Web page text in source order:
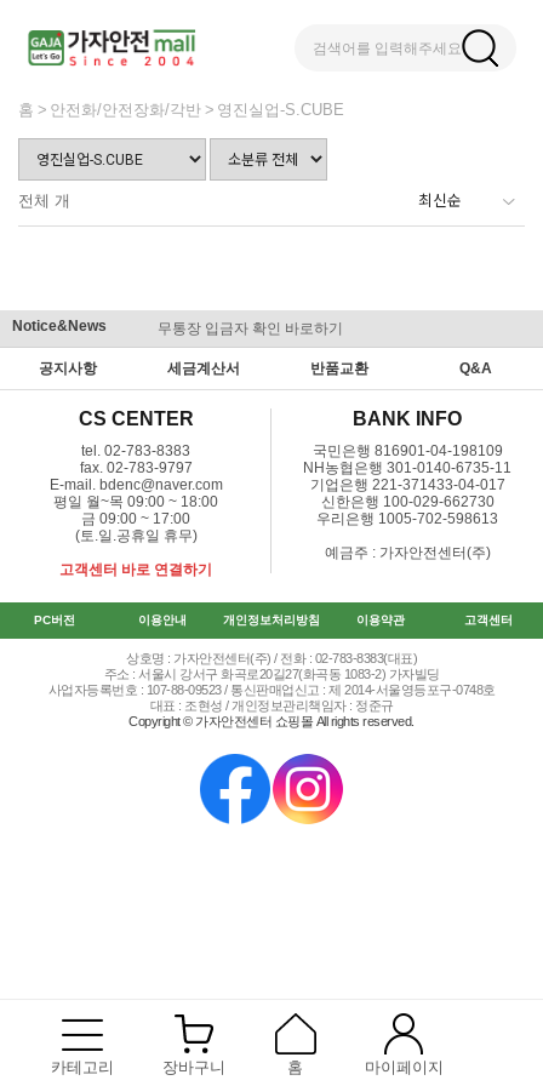
검색어를 입력해주세요
카테고리 장바구니 홈 마이페이지
홈 안전화/안전장화/각반 영진실업-S.CUBE
전체 개
Notice&News 무통장 입금자 확인 바로하기
공지사항 세금계산서 반품교환 Q&A
CS CENTER
tel. 02-783-8383
fax. 02-783-9797
E-mail. bdenc@naver.com
평일 월~목 09:00 ~ 18:00
금 09:00 ~ 17:00
(토.일.공휴일 휴무)
고객센터 바로 연결하기
BANK INFO
국민은행 816901-04-198109
NH농협은행 301-0140-6735-11
기업은행 221-371433-04-017
신한은행 100-029-662730
우리은행 1005-702-598613
예금주 : 가자안전센터(주)
PC버전 이용안내 개인정보처리방침 이용약관 고객센터
상호명 : 가자안전센터(주) / 전화 : 02-783-8383(대표)
주소 : 서울시 강서구 화곡로20길27(화곡동 1083-2) 가자빌딩
사업자등록번호 : 107-88-09523 / 통신판매업신고 : 제 2014-서울영등포구-0748호
대표 : 조현성 / 개인정보관리책임자 : 정준규
Copyright © 가자안전센터 쇼핑몰 All rights reserved.